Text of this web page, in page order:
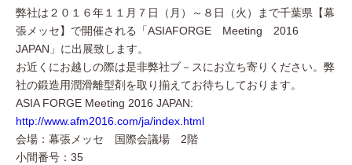
弊社は２０１６年１１月７日（月）～８日（火）まで千葉県【幕
張メッセ】で開催される「ASIAFORGE Meeting
2016
JAPAN 」に出展致します。
お近くにお越しの際は是非弊社ブ－スにお立ち寄りください。弊
社の鍛造用潤滑離型剤を取り揃えてお待ちしております。
ASIA FORGE Meeting 2016 JAPAN:
http://www.afm2016.com/ja/index.html
会場：幕張メッセ 国際会議場 2階
小間番号： 35